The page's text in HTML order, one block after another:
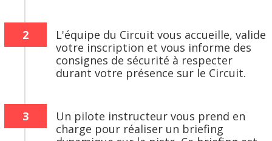
2
L'équipe du Circuit vous accueille, valide
votre inscription et vous informe des
consignes de sécurité à respecter
durant votre présence sur le Circuit.
3
Un pilote instructeur vous prend en
charge pour réaliser un briefing